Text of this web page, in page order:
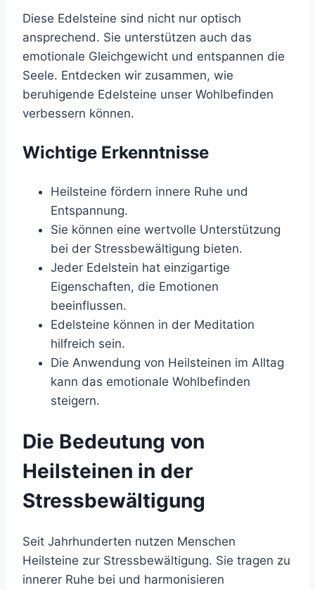
Diese Edelsteine sind nicht nur optisch
ansprechend. Sie unterstützen auch das
emotionale Gleichgewicht und entspannen die
Seele. Entdecken wir zusammen, wie
beruhigende Edelsteine unser Wohlbefinden
verbessern können.
Wichtige Erkenntnisse
Heilsteine fördern innere Ruhe und
Entspannung.
Sie können eine wertvolle Unterstützung
bei der Stressbewältigung bieten.
Jeder Edelstein hat einzigartige
Eigenschaften, die Emotionen
beeinflussen.
Edelsteine können in der Meditation
hilfreich sein.
Die Anwendung von Heilsteinen im Alltag
kann das emotionale Wohlbefinden
steigern.
Die Bedeutung von
Heilsteinen in der
Stressbewältigung
Seit Jahrhunderten nutzen Menschen
Heilsteine zur Stressbewältigung. Sie tragen zu
innerer Ruhe bei und harmonisieren